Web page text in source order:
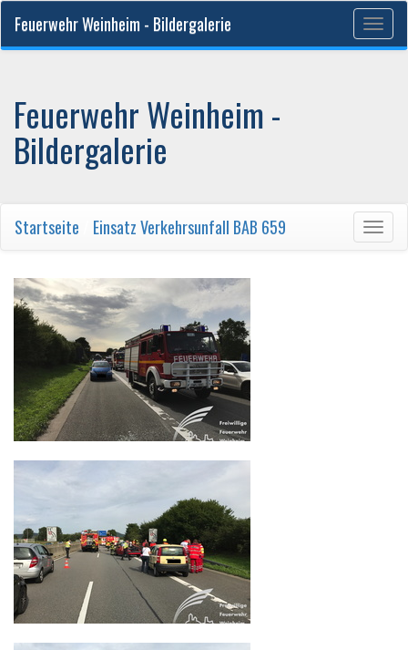
Feuerwehr Weinheim - Bildergalerie
Feuerwehr Weinheim -
Bildergalerie
Startseite Einsatz Verkehrsunfall BAB 659